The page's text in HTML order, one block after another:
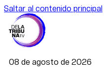
Saltar al contenido principal
08 de agosto de 2026